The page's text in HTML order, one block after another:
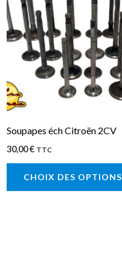
Soupapes éch Citroën 2CV
30,00€ TTC
CHOIX DES OPTIONS